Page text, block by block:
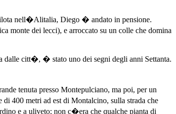
nell�Alitalia, Diego � andato in pensione.
monte dei lecci), e arroccato su un colle che domina
dalle citt�, � stato uno dei segni degli anni Settanta.
tenuta presso Montepulciano, ma poi, per un
400 metri ad est di Montalcino, sulla strada che
e a uliveto; non c�era che qualche pianta di